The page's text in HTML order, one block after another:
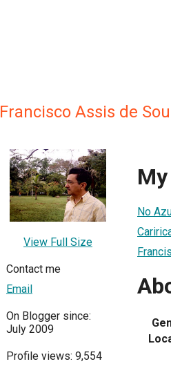
Francisco Assis de
View Full Size
Contact me
Email
On Blogger since:
July 2009
Profile views: 9,554
No